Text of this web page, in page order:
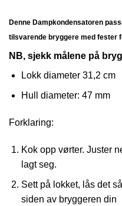
Denne Dampkondensatoren
tilsvarende bryggere med fester
NB, sjekk målene på
Lokk diameter 31,2 cm
Hull diameter: 47 mm
Forklaring:
Kok opp vørter. Juster
lagt seg.
Sett på lokket, lås det
siden av bryggeren din